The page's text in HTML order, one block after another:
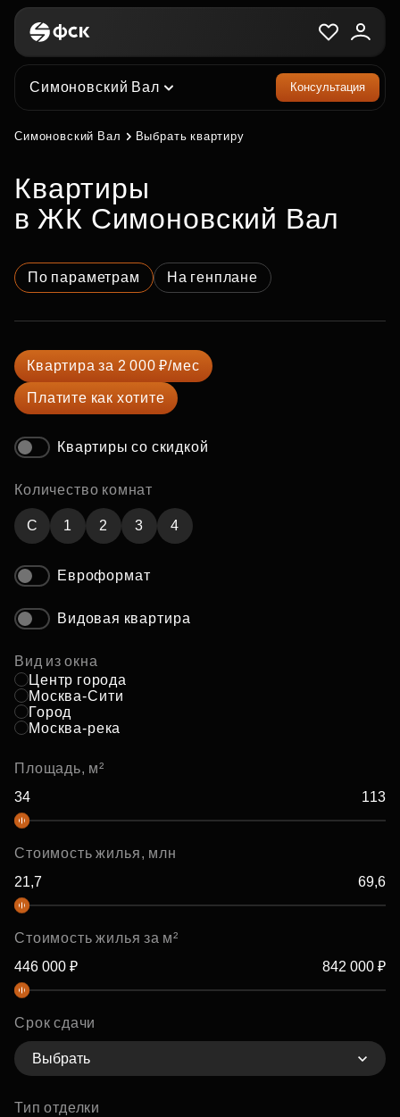
Симоновский Вал Консультация
Симоновский Вал Выбрать квартиру
квартиры
в ЖК Симоновский Вал
По параметрам На генплане
Квартира за 2 000 ₽/мес
Платите как хотите
Квартиры со скидкой
Количество комнат
C 1 2 3 4
Евроформат
Видовая квартира
Вид из окна
Центр города
Москва-Сити
Город
Москва-река
Площадь, м²
Стоимость жилья, млн
Стоимость жилья за м²
Срок сдачи
Выбрать
Тип отделки